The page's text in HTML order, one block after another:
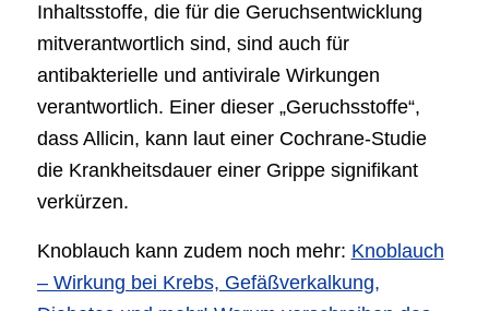
Inhaltsstoffe, die für die Geruchsentwicklung
mitverantwortlich sind, sind auch für
antibakterielle und antivirale Wirkungen
verantwortlich. Einer dieser „Geruchsstoffe“,
dass Allicin, kann laut einer Cochrane-Studie
die Krankheitsdauer einer Grippe signifikant
verkürzen.
Knoblauch kann zudem noch mehr: Knoblauch
– Wirkung bei Krebs, Gefäßverkalkung,